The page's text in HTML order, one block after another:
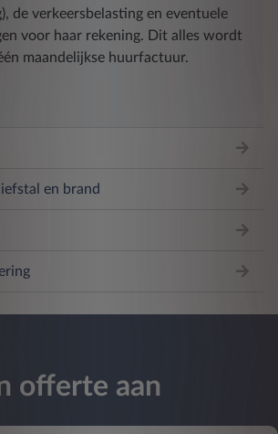
de verkeersbelasting en eventuele
voor haar rekening. Dit alles wordt
maandelijkse huurfactuur.
en brand
offerte aan